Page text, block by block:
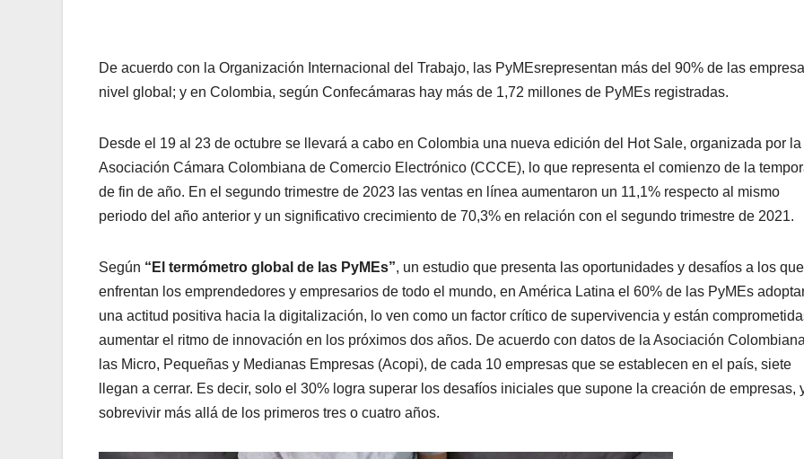
De acuerdo con la Organización Internacional del Trabajo, las PyMEsrepresentan más del 90% de las
nivel global; y en Colombia, según Confecámaras hay más de 1,72 millones de PyMEs registradas.
Desde el 19 al 23 de octubre se llevará a cabo en Colombia una nueva edición del Hot Sale, organizada por la
Asociación Cámara Colombiana de Comercio Electrónico (CCCE), lo que representa el comienzo de la
de fin de año. En el segundo trimestre de 2023 las ventas en línea aumentaron un 11,1% respecto al mismo
periodo del año anterior y un significativo crecimiento de 70,3% en relación con el segundo trimestre de 2021.
Según “El termómetro global de las PyMEs”, un estudio que presenta las oportunidades y desafíos a los
enfrentan los emprendedores y empresarios de todo el mundo, en América Latina el 60% de las PyMEs
una actitud positiva hacia la digitalización, lo ven como un factor crítico de supervivencia y están
aumentar el ritmo de innovación en los próximos dos años. De acuerdo con datos de la Asociación
las Micro, Pequeñas y Medianas Empresas (Acopi), de cada 10 empresas que se establecen en el país, siete
llegan a cerrar. Es decir, solo el 30% logra superar los desafíos iniciales que supone la creación de empresas,
sobrevivir más allá de los primeros tres o cuatro años.